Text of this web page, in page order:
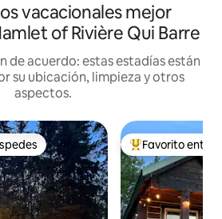
vacacionales mejor
of Rivière Qui Barre
de acuerdo: estas estadías están
su ubicación, limpieza y otros
aspectos.
preferido Favorito entre
Favorito entre